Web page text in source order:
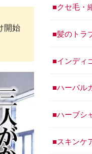
開始
■クセ毛・
■髪のトラ
■インディ
■ハーバル
■ハーブシ
■スキンケ